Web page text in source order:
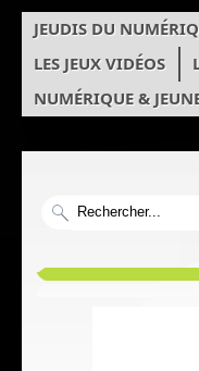
JEUDIS DU
LES JEUX VIDÉOS
NUMÉRIQUE &